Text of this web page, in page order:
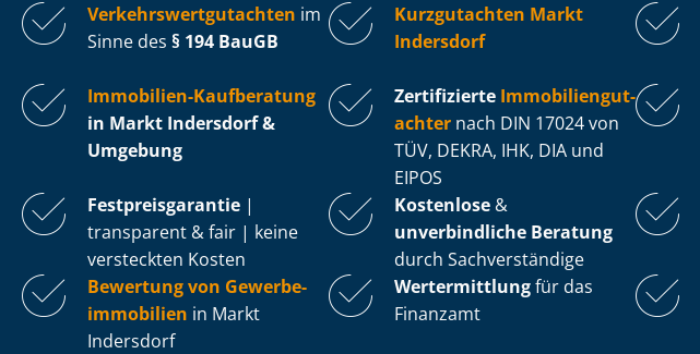
Ver­kehrs­wert­gut­ach­ten im
Sinne des § 194 BauGB
Kurzgutachten Markt
Indersdorf
Immobilien-Kaufberatung
in Markt Indersdorf &
Umgebung
Zertifizierte Im­mo­bi­li­en­gut­
ach­ter nach DIN 17024 von
TÜV, DEKRA, IHK, DIA und
EIPOS
Fest­preis­ga­ran­tie |
transparent & fair | keine
versteckten Kosten
Kostenlose &
unverbindliche Beratung
durch Sachverständige
Bewertung von Ge­wer­be­
im­mo­bi­li­en in Markt
Indersdorf
Wertermittlungfür das
Finanzamt